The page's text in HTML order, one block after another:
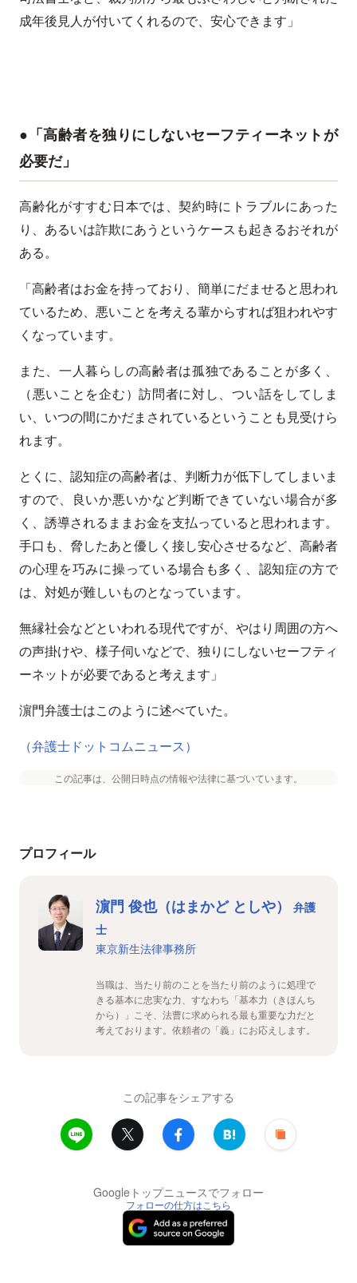
成年後見人が付いてくれるので、安心できます」
●「高齢者を独りにしないセーフティーネットが
必要だ」
高齢化がすすむ日本では、契約時にトラブルにあった
り、あるいは詐欺にあうというケースも起きるおそれが
ある。
「高齢者はお金を持っており、簡単にだませると思われ
ているため、悪いことを考える輩からすれば狙われやす
くなっています。
また、一人暮らしの高齢者は孤独であることが多く、
（悪いことを企む）訪問者に対し、つい話をしてしま
い、いつの間にかだまされているということも見受けら
れます。
とくに、認知症の高齢者は、判断力が低下してしまいま
すので、良いか悪いかなど判断できていない場合が多
く、誘導されるままお金を支払っていると思われます。
手口も、脅したあと優しく接し安心させるなど、高齢者
の心理を巧みに操っている場合も多く、認知症の方で
は、対処が難しいものとなっています。
無縁社会などといわれる現代ですが、やはり周囲の方へ
の声掛けや、様子伺いなどで、独りにしないセーフティ
ーネットが必要であると考えます」
濵門弁護士はこのように述べていた。
（弁護士ドットコムニュース）
この記事は、公開日時点の情報や法律に基づいています。
プロフィール
濵門 俊也（はまかど としや）
弁護
士
東京新生法律事務所
当職は、当たり前のことを当たり前のように処理で
きる基本に忠実な力、すなわち「基本力（きほんち
から）」こそ、法曹に求められる最も重要な力だと
考えております。依頼者の「義」にお応えします。
この記事をシェアする
Googleトップニュースでフォロー
フォローの仕方はこちら